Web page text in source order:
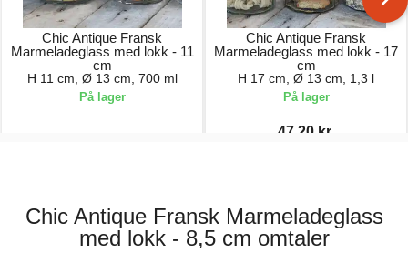
Chic Antique Fransk
Marmeladeglass med lokk - 11
cm
H 11 cm, Ø 13 cm, 700 ml
På lager
Chic Antique Fransk
Marmeladeglass med lokk - 17
cm
H 17 cm, Ø 13 cm, 1,3 l
På lager
47,20 kr.
Chic Antique Fransk Marmeladeglass
med lokk - 8,5 cm omtaler